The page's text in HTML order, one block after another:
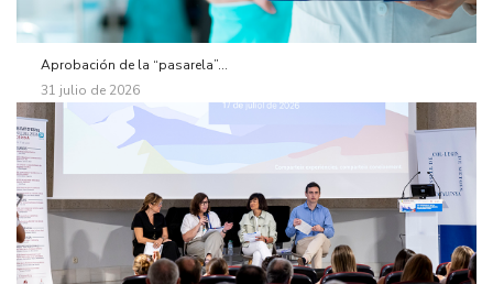
Aprobación de la “pasarela”...
31 julio de 2026